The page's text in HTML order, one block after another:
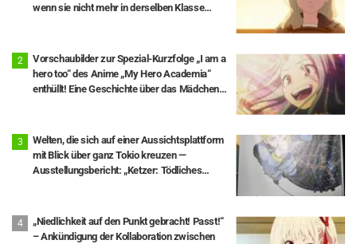
wenn sie nicht mehr in derselben Klasse
veröffentlicht
Vorschaubilder zur Spezial-Kurzfolge „I am a
hero too“ des Anime „My Hero Academia“
enthüllt! Eine Geschichte über das Mädchen
Welten, die sich auf einer Aussichtsplattform
mit Blick über ganz Tokio kreuzen —
Ausstellungsbericht: „Ketzer: Tödliches
„Niedlichkeit auf den Punkt gebracht! Passt!“
– Ankündigung der Kollaboration zwischen